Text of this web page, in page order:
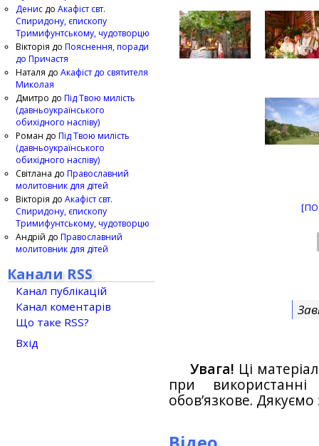
Увага! Ці
при
обов’язкове.
Денис до Акафіст свт.
Спиридону, єпископу
Тримифунтському, чудотворцю
Вікторія до Пояснення, поради
до Причастя
Наталя до Акафіст до святителя
Миколая
Дмитро до Під Твою милість
(давньоукраїнського
обихідного наспіву)
Роман до Під Твою милість
(давньоукраїнського
обихідного наспіву)
Світлана до Православний
молитовник для дітей
Вікторія до Акафіст свт.
Спиридону, єпископу
Тримифунтському, чудотворцю
Андрій до Православний
молитовник для дітей
Канали RSS
Канал публікацій
Канал коментарів
Що таке RSS?
Вхід